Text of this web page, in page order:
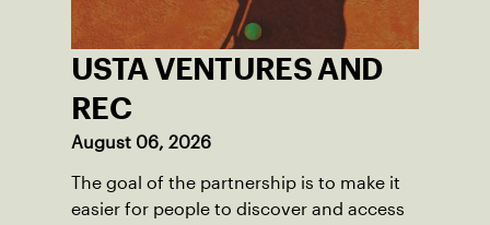
USTA VENTURES AND
REC
August 06, 2026
The goal of the partnership is to make it
easier for people to discover and access